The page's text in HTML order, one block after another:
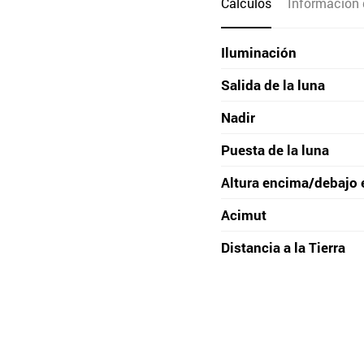
Iluminación
Salida de la luna
Nadir
Puesta de la luna
Altura encima/debajo
Acimut
Distancia a la Tierra